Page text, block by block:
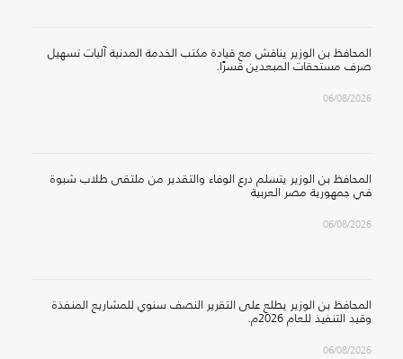
المحافظ بن الوزير يناقش مع قيادة مكتب الخدمة المدنية آليات تسهيل
صرف مستحقات المبعدين قسرًا.
06/08/2026
المحافظ بن الوزير يتسلم درع الوفاء والتقدير من ملتقى طلاب شبوة
في جمهورية مصر العربية
06/08/2026
المحافظ بن الوزير يطلع على التقرير النصف سنوي للمشاريع المنفذة
وقيد التنفيذ للعام 2026م.
06/08/2026